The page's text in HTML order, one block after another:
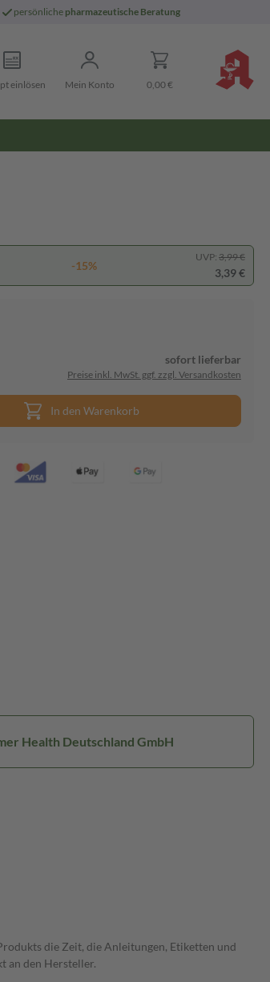
persönliche pharmazeutische Beratung
einlösen Mein Konto 0,00 €
-15%
UVP: 3,99 €
3,39 €
sofort lieferbar
Preise inkl. MwSt. ggf. zzgl. Versandkosten
In den Warenkorb
Health Deutschland GmbH
die Zeit, die Anleitungen, Etiketten und
an den Hersteller.